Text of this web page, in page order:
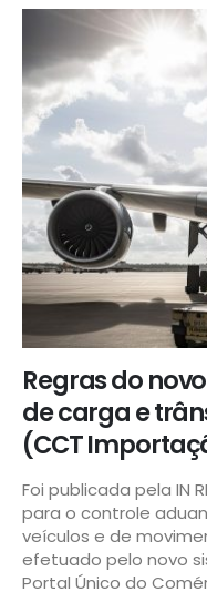
Regras do
de carga e
(CCT
Foi publicada pela IN
para o controle
veículos e de
efetuado pelo novo
Portal Único do